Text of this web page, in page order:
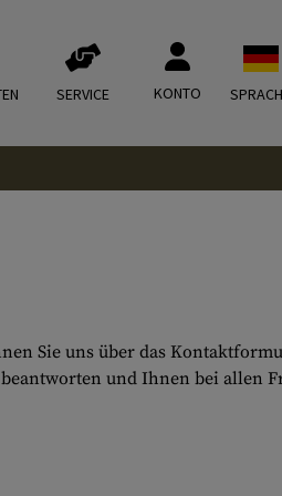
SERVICE KONTO
Sie uns über das
und Ihnen bei allen